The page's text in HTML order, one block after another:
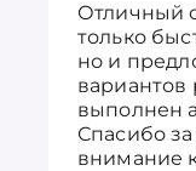
Отличный
только
но и
выполнен
Спасибо
внимание